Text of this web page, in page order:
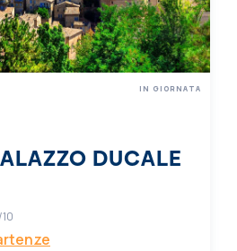
DUCALE
IN GIORNATA